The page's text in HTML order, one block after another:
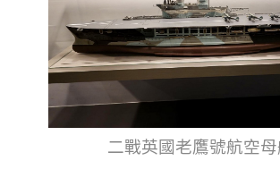
二戰英國老鷹號航空母